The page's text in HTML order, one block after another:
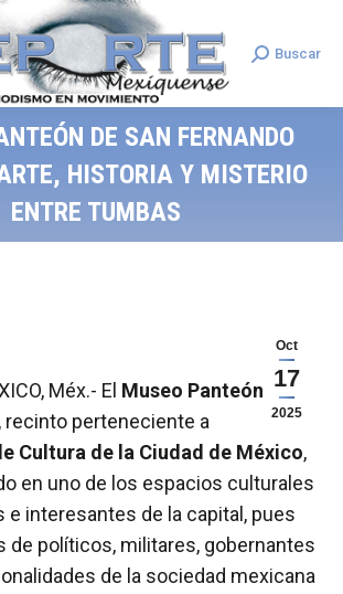
Search:
Buscar
DE SAN FERNANDO
HISTORIA Y MISTERIO
ENTRE TUMBAS
Oct
17
2025
Méx.- El Museo Panteón de
, recinto perteneciente a
Cultura de la Ciudad de México,
en uno de los espacios culturales
e interesantes de la capital, pues
de políticos, militares, gobernantes
de la sociedad mexicana